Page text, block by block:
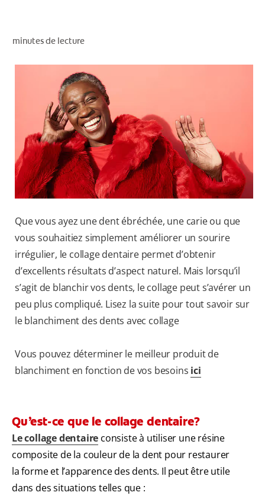
minutes de lecture
Que vous ayez une dent ébréchée, une carie ou que
vous souhaitiez simplement améliorer un sourire
irrégulier, le collage dentaire permet d’obtenir
d’excellents résultats d’aspect naturel. Mais lorsqu’il
s’agit de blanchir vos dents, le collage peut s’avérer un
peu plus compliqué. Lisez la suite pour tout savoir sur
le blanchiment des dents avec collage
Vous pouvez déterminer le meilleur produit de
blanchiment en fonction de vos besoins ici
Qu’est-ce que le collage dentaire?
Le collage dentaire consiste à utiliser une résine
composite de la couleur de la dent pour restaurer
la forme et l’apparence des dents. Il peut être utile
dans des situations telles que :